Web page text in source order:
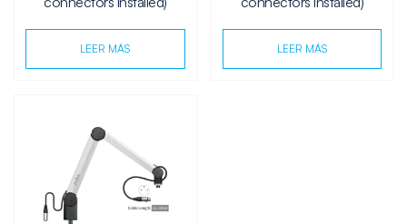
LEER MÁS LEER MÁS